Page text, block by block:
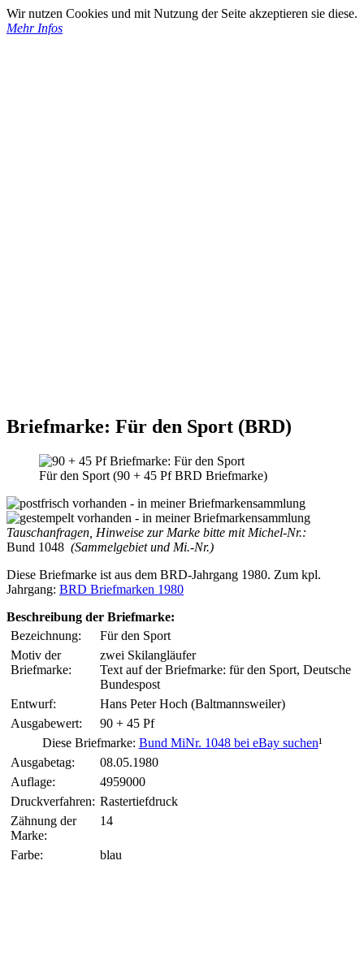
Wir nutzen Cookies und mit Nutzung der Seite akzeptieren sie diese.
Mehr Infos
Briefmarke: Für den Sport (BRD)
Für den Sport (90 + 45 Pf BRD Briefmarke)
Tauschanfragen, Hinweise zur Marke bitte mit Michel-Nr.:
Bund 1048 (Sammelgebiet und Mi.-Nr.)
Diese Briefmarke ist aus dem BRD-Jahrgang 1980. Zum kpl.
Jahrgang: BRD Briefmarken 1980
Beschreibung der Briefmarke:
Bezeichnung:
Für den Sport
Motiv der
Briefmarke:
zwei Skilangläufer
Text auf der Briefmarke: für den Sport, Deutsche
Bundespost
Entwurf:
Hans Peter Hoch (Baltmannsweiler)
Ausgabewert:
90 + 45 Pf
Diese Briefmarke: Bund MiNr. 1048 bei eBay suchen¹
Ausgabetag:
08.05.1980
Auflage:
4959000
Druckverfahren: Rastertiefdruck
Zähnung der
Marke:
14
Farbe: blau